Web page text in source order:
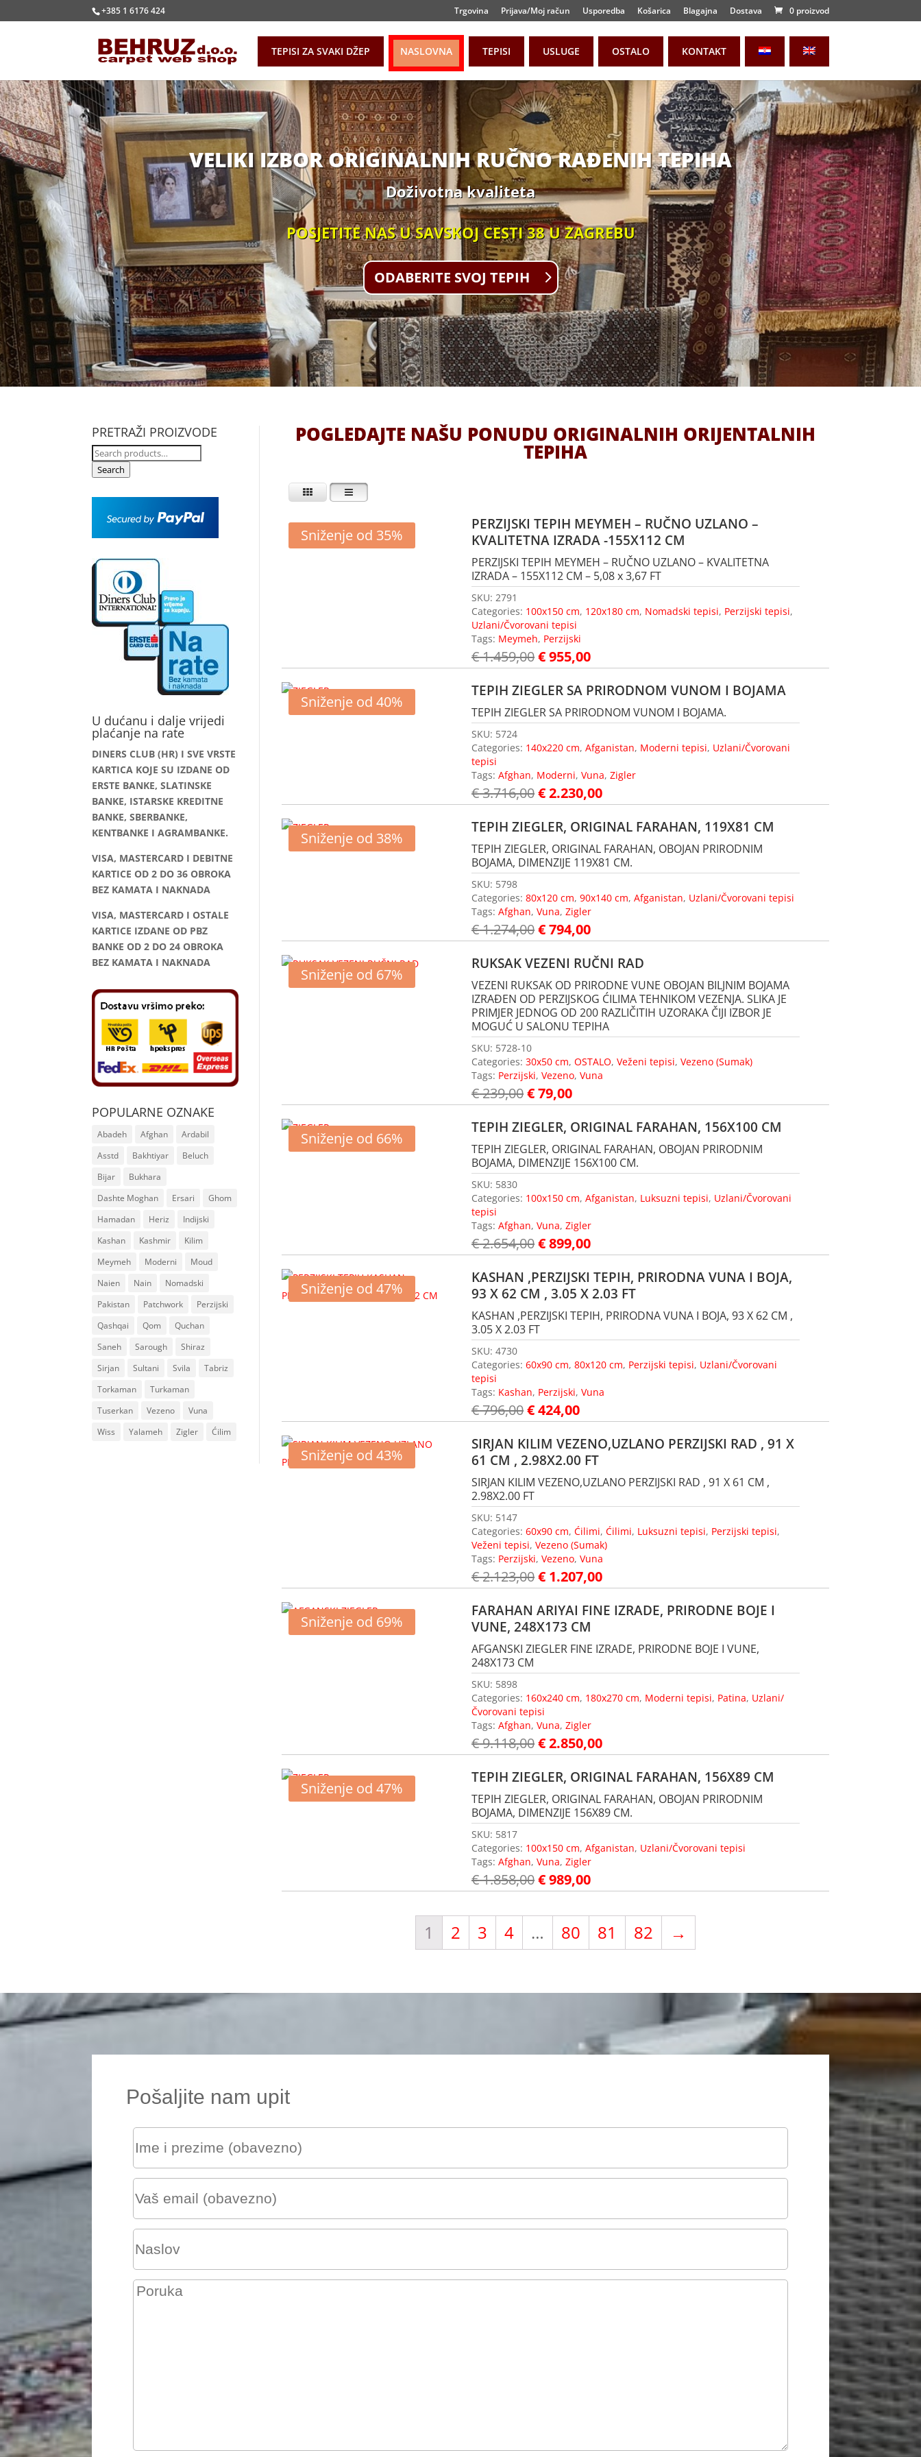
+385 1 6176 424 Trgovina Prijava/Moj račun Usporedba Košarica Blagajna Dostava 0 proizvod
TEPISI ZA SVAKI DŽEP NASLOVNA TEPISI USLUGE OSTALO KONTAKT
VELIKI IZBOR ORIGINALNIH RUČNO RAĐENIH TEPIHA
Doživotna kvaliteta
POSJETITE NAS U SAVSKOJ CESTI 38 U ZAGREBU
ODABERITE SVOJ TEPIH
PRETRAŽI PROIZVODE
Search
for:
Search
U dućanu i dalje vrijedi
plaćanje na rate
DINERS CLUB (HR) I SVE VRSTE
KARTICA KOJE SU IZDANE OD
ERSTE BANKE, SLATINSKE
BANKE, ISTARSKE KREDITNE
BANKE, SBERBANKE,
KENTBANKE I AGRAMBANKE.
VISA, MASTERCARD I DEBITNE
KARTICE OD 2 DO 36 OBROKA
BEZ KAMATA I NAKNADA
VISA, MASTERCARD I OSTALE
KARTICE IZDANE OD PBZ
BANKE OD 2 DO 24 OBROKA
BEZ KAMATA I NAKNADA
POPULARNE OZNAKE
Abadeh Afghan
Ardabil
Asstd
Bakhtiyar
Beluch
Bijar
Bukhara
Dashte Moghan
Ersari
Ghom
Hamadan
Heriz
Indijski
Kashan
Kashmir
Kilim
Meymeh
Moderni
Moud
Naien
Nain
Nomadski
Pakistan
Patchwork
Perzijski
Qashqai
Qom
Quchan
Saneh
Sarough
Shiraz
Sirjan
Sultani Svila
Tabriz
Torkaman
Turkaman
Tuserkan
Vezeno
Vuna
Wiss
Yalameh Zigler Ćilim
POGLEDAJTE NAŠU PONUDU ORIGINALNIH ORIJENTALNIH
TEPIHA
Sniženje od 35%
PERZIJSKI TEPIH MEYMEH – RUČNO UZLANO –
KVALITETNA IZRADA -155X112 CM
PERZIJSKI TEPIH MEYMEH – RUČNO UZLANO – KVALITETNA
IZRADA – 155X112 CM – 5,08 x 3,67 FT
SKU: 2791
Categories: 100x150 cm, 120x180 cm, Nomadski tepisi, Perzijski tepisi,
Uzlani/Čvorovani tepisi
Tags: Meymeh, Perzijski
€1.459,00€955,00
Sniženje od 40%
TEPIH ZIEGLER SA PRIRODNOM VUNOM I BOJAMA
TEPIH ZIEGLER SA PRIRODNOM VUNOM I BOJAMA.
SKU: 5724
Categories: 140x220 cm,Afganistan, Moderni tepisi, Uzlani/Čvorovani
tepisi
Tags:Afghan, Moderni,Vuna,Zigler
€3.716,00€2.230,00
Sniženje od 38%
TEPIH ZIEGLER, ORIGINAL FARAHAN, 119X81 CM
TEPIH ZIEGLER, ORIGINAL FARAHAN, OBOJAN PRIRODNIM
BOJAMA, DIMENZIJE 119X81 CM.
SKU: 5798
Categories:80x120 cm,90x140 cm,Afganistan, Uzlani/Čvorovani tepisi
Tags:Afghan,Vuna,Zigler
€1.274,00€794,00
Sniženje od 67%
RUKSAK VEZENI RUČNI RAD
VEZENI RUKSAK OD PRIRODNE VUNE OBOJAN BILJNIM BOJAMA
IZRAĐEN OD PERZIJSKOG ĆILIMA TEHNIKOM VEZENJA. SLIKA JE
PRIMJER JEDNOG OD 200 RAZLIČITIH UZORAKA ČIJI IZBOR JE
MOGUĆ U SALONU TEPIHA
SKU: 5728-10
Categories:30x50 cm,OSTALO,Veženi tepisi,Vezeno (Sumak)
Tags: Perzijski,Vezeno,Vuna
€239,00€79,00
Sniženje od 66%
TEPIH ZIEGLER, ORIGINAL FARAHAN, 156X100 CM
TEPIH ZIEGLER, ORIGINAL FARAHAN, OBOJAN PRIRODNIM
BOJAMA, DIMENZIJE 156X100 CM.
SKU: 5830
Categories: 100x150 cm,Afganistan, Luksuzni tepisi, Uzlani/Čvorovani
tepisi
Tags:Afghan,Vuna,Zigler
€2.654,00€899,00
Sniženje od 47%
KASHAN ,PERZIJSKI TEPIH, PRIRODNA VUNA I BOJA,
93 X 62 CM , 3.05 X 2.03 FT
KASHAN ,PERZIJSKI TEPIH, PRIRODNA VUNA I BOJA, 93 X 62 CM ,
3.05 X 2.03 FT
SKU:4730
Categories:60x90 cm,80x120 cm, Perzijski tepisi, Uzlani/Čvorovani
tepisi
Tags: Kashan, Perzijski,Vuna
€796,00€424,00
Sniženje od 43%
SIRJAN KILIM VEZENO,UZLANO PERZIJSKI RAD , 91 X
61 CM , 2.98X2.00 FT
SIRJAN KILIM VEZENO,UZLANO PERZIJSKI RAD , 91 X 61 CM ,
2.98X2.00 FT
SKU: 5147
Categories:60x90 cm,Ćilimi,Ćilimi, Luksuzni tepisi, Perzijski tepisi,
Veženi tepisi,Vezeno (Sumak)
Tags: Perzijski,Vezeno,Vuna
€2.123,00€ 1.207,00
Sniženje od 69%
FARAHAN ARIYAI FINE IZRADE, PRIRODNE BOJE I
VUNE, 248X173 CM
AFGANSKI ZIEGLER FINE IZRADE, PRIRODNE BOJE I VUNE,
248X173 CM
SKU: 5898
Categories: 160x240 cm, 180x270 cm, Moderni tepisi, Patina, Uzlani/
Čvorovani tepisi
Tags:Afghan,Vuna,Zigler
€9.118,00€2.850,00
Sniženje od 47%
TEPIH ZIEGLER, ORIGINAL FARAHAN, 156X89 CM
TEPIH ZIEGLER, ORIGINAL FARAHAN, OBOJAN PRIRODNIM
BOJAMA, DIMENZIJE 156X89 CM.
SKU: 5817
Categories: 100x150 cm,Afganistan, Uzlani/Čvorovani tepisi
Tags:Afghan,Vuna,Zigler
€1.858,00€989,00
1 2 3 4 … 80 81 82 →
Pošaljite nam upit